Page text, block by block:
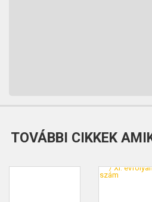
TOVÁBBI CIKKEK